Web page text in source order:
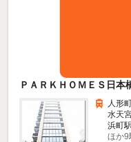
ＰＡＲＫＨＯＭＥＳ日本
人形
水天
浜町
ほか9